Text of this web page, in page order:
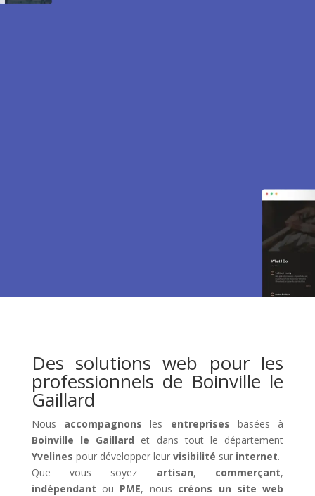
Des solutions web pour les
professionnels de Boinville le
Gaillard
Nous accompagnons les entreprises basées à
Boinville le Gaillard et dans tout le département
Yvelines pour développer leur visibilité sur internet.
Que vous soyez artisan, commerçant,
indépendant ou PME, nous créons un site web